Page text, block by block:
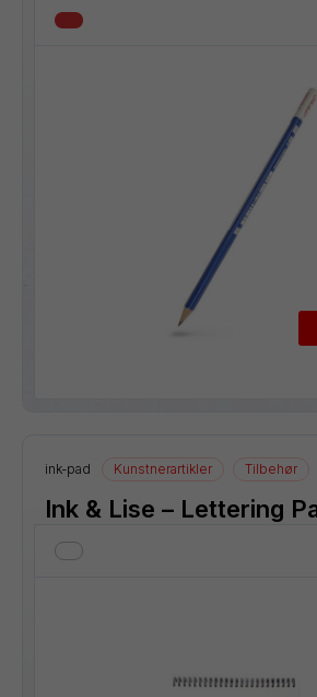
ink-pad Kunstnerartikler Tilbehør
Ink & Lise – Lettering